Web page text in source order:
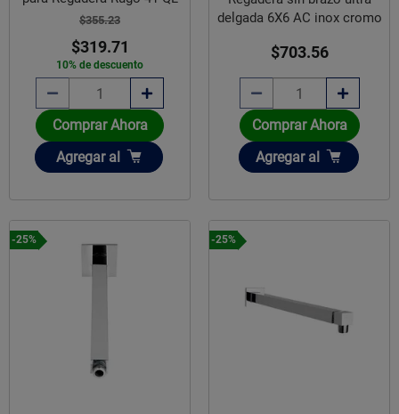
$355.23
$319.71
10% de descuento
Comprar Ahora
Añadir
Agregar al
delgada 6X6 AC inox cromo
$703.56
Comprar Ahora
Añadir
Agregar al
-25% -25%